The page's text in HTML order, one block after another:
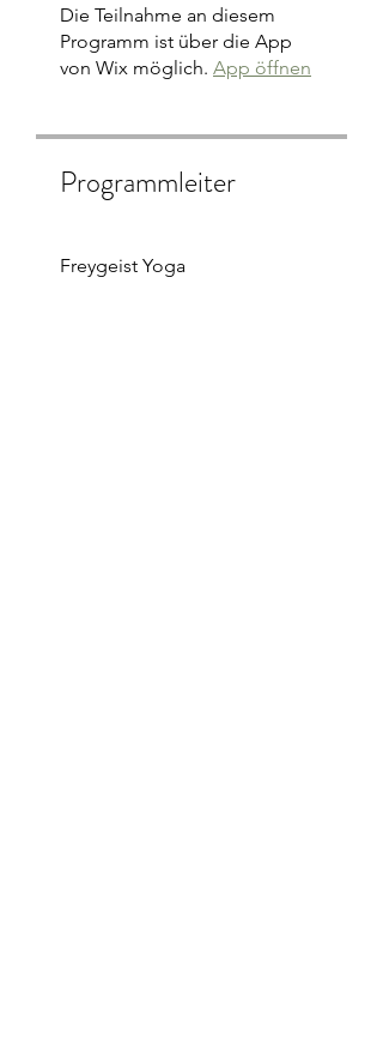
Die Teilnahme an diesem
Programm ist über die App
von Wix möglich. App öffnen
Programmleiter
Freygeist Yoga